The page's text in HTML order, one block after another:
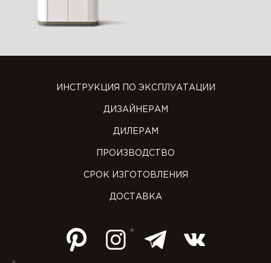
ИНСТРУКЦИЯ ПО ЭКСПЛУАТАЦИИ
ДИЗАЙНЕРАМ
ДИЛЕРАМ
ПРОИЗВОДСТВО
СРОК ИЗГОТОВЛЕНИЯ
ДОСТАВКА